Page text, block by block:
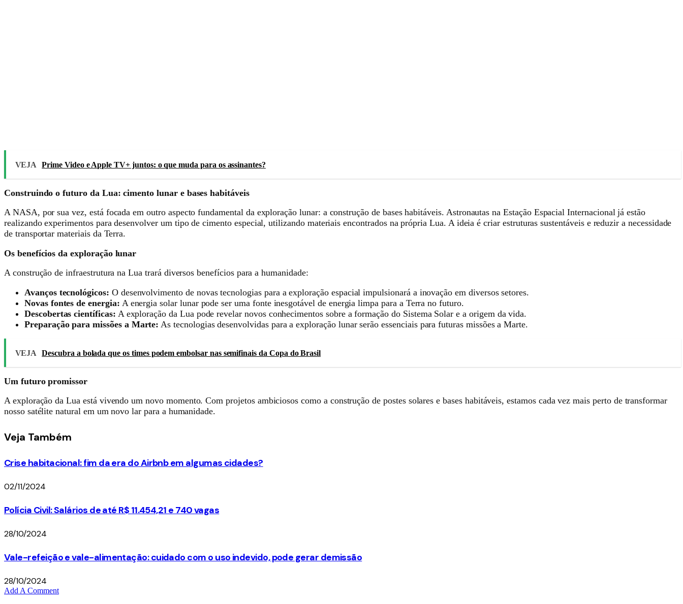
VEJA Prime Video e Apple TV+ juntos: o que muda para os assinantes?
Construindo o futuro da Lua: cimento lunar e bases habitáveis
A NASA, por sua vez, está focada em outro aspecto fundamental da exploração lunar: a construção de bases habitáveis. Astronautas na Estação Espacial Internacional já estão
realizando experimentos para desenvolver um tipo de cimento especial, utilizando materiais encontrados na própria Lua. A ideia é criar estruturas sustentáveis e reduzir a necessidade
de transportar materiais da Terra.
Os benefícios da exploração lunar
A construção de infraestrutura na Lua trará diversos benefícios para a humanidade:
Avanços tecnológicos: O desenvolvimento de novas tecnologias para a exploração espacial impulsionará a inovação em diversos setores.
Novas fontes de energia: A energia solar lunar pode ser uma fonte inesgotável de energia limpa para a Terra no futuro.
Descobertas científicas: A exploração da Lua pode revelar novos conhecimentos sobre a formação do Sistema Solar e a origem da vida.
Preparação para missões a Marte: As tecnologias desenvolvidas para a exploração lunar serão essenciais para futuras missões a Marte.
VEJA Descubra a bolada que os times podem embolsar nas semifinais da Copa do Brasil
Um futuro promissor
A exploração da Lua está vivendo um novo momento. Com projetos ambiciosos como a construção de postes solares e bases habitáveis, estamos cada vez mais perto de transformar
nosso satélite natural em um novo lar para a humanidade.
Veja Também
Crise habitacional: fim da era do Airbnb em algumas cidades?
02/11/2024
Polícia Civil: Salários de até R$ 11.454,21 e 740 vagas
28/10/2024
Vale-refeição e vale-alimentação: cuidado com o uso indevido, pode gerar demissão
28/10/2024
Add A Comment